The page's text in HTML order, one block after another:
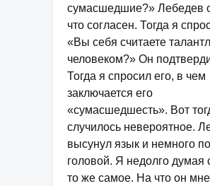
сумасшедшие?» Лебедев
что согласен. Тогда я
«Вы себя считаете
человеком?» Он
Тогда я спросил его, в чем
заключается его
«сумасшедшесть». Вот
случилось невероятное.
высунул язык и немного
головой. Я недолго думая
то же самое. На что он мне